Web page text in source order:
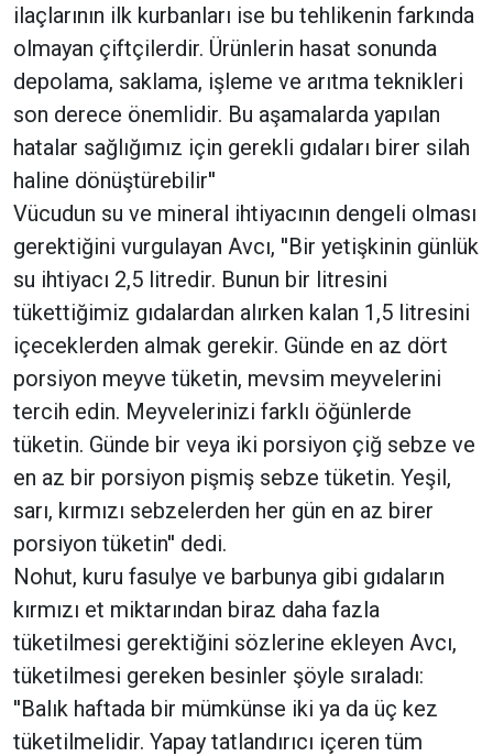
ilaçlarının ilk kurbanları ise bu tehlikenin farkında
olmayan çiftçilerdir. Ürünlerin hasat sonunda
depolama, saklama, işleme ve arıtma teknikleri
son derece önemlidir. Bu aşamalarda yapılan
hatalar sağlığımız için gerekli gıdaları birer silah
haline dönüştürebilir''
Vücudun su ve mineral ihtiyacının dengeli olması
gerektiğini vurgulayan Avcı, ''Bir yetişkinin günlük
su ihtiyacı 2,5 litredir. Bunun bir litresini
tükettiğimiz gıdalardan alırken kalan 1,5 litresini
içeceklerden almak gerekir. Günde en az dört
porsiyon meyve tüketin, mevsim meyvelerini
tercih edin. Meyvelerinizi farklı öğünlerde
tüketin. Günde bir veya iki porsiyon çiğ sebze ve
en az bir porsiyon pişmiş sebze tüketin. Yeşil,
sarı, kırmızı sebzelerden her gün en az birer
porsiyon tüketin'' dedi.
Nohut, kuru fasulye ve barbunya gibi gıdaların
kırmızı et miktarından biraz daha fazla
tüketilmesi gerektiğini sözlerine ekleyen Avcı,
tüketilmesi gereken besinler şöyle sıraladı:
''Balık haftada bir mümkünse iki ya da üç kez
tüketilmelidir. Yapay tatlandırıcı içeren tüm